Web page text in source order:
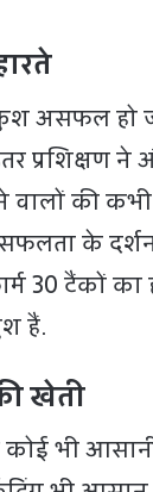
असफल हो
प्रशिक्षण
की कभी
के
30 टैंकों
हैं.
खेती
भी